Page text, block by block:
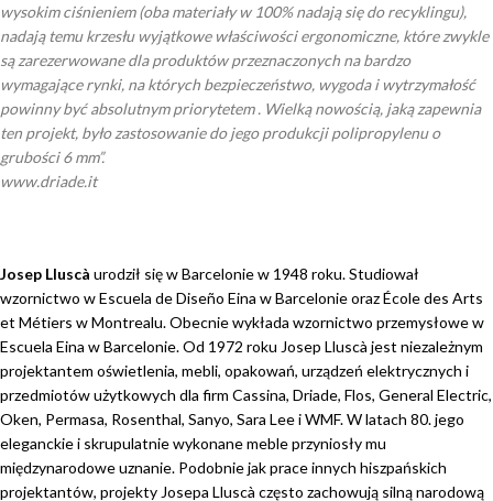
wysokim ciśnieniem (oba materiały w 100% nadają się do recyklingu),
nadają temu krzesłu wyjątkowe właściwości ergonomiczne, które zwykle
są zarezerwowane dla produktów przeznaczonych na bardzo
wymagające rynki, na których bezpieczeństwo, wygoda i wytrzymałość
powinny być absolutnym priorytetem . Wielką nowością, jaką zapewnia
ten projekt, było zastosowanie do jego produkcji polipropylenu o
grubości 6 mm”.
www.driade.it
Josep Lluscà urodził się w Barcelonie w 1948 roku. Studiował
wzornictwo w Escuela de Diseño Eina w Barcelonie oraz École des Arts
et Métiers w Montrealu. Obecnie wykłada wzornictwo przemysłowe w
Escuela Eina w Barcelonie. Od 1972 roku Josep Lluscà jest niezależnym
projektantem oświetlenia, mebli, opakowań, urządzeń elektrycznych i
przedmiotów użytkowych dla firm Cassina, Driade, Flos, General Electric,
Oken, Permasa, Rosenthal, Sanyo, Sara Lee i WMF. W latach 80. jego
eleganckie i skrupulatnie wykonane meble przyniosły mu
międzynarodowe uznanie. Podobnie jak prace innych hiszpańskich
projektantów, projekty Josepa Lluscà często zachowują silną narodową